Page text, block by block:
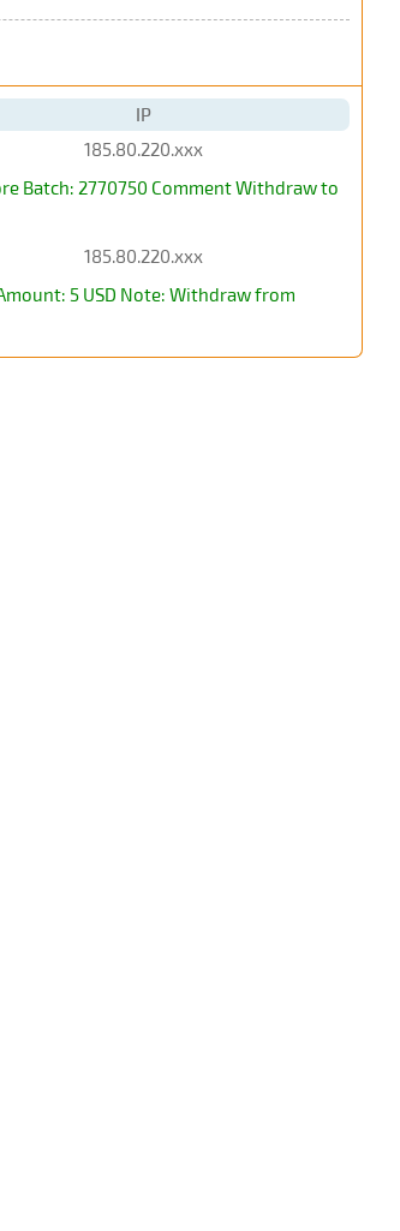
IP
185.80.220.xxx
Batch: 2770750 Comment Withdraw to
185.80.220.xxx
5 USD Note: Withdraw from